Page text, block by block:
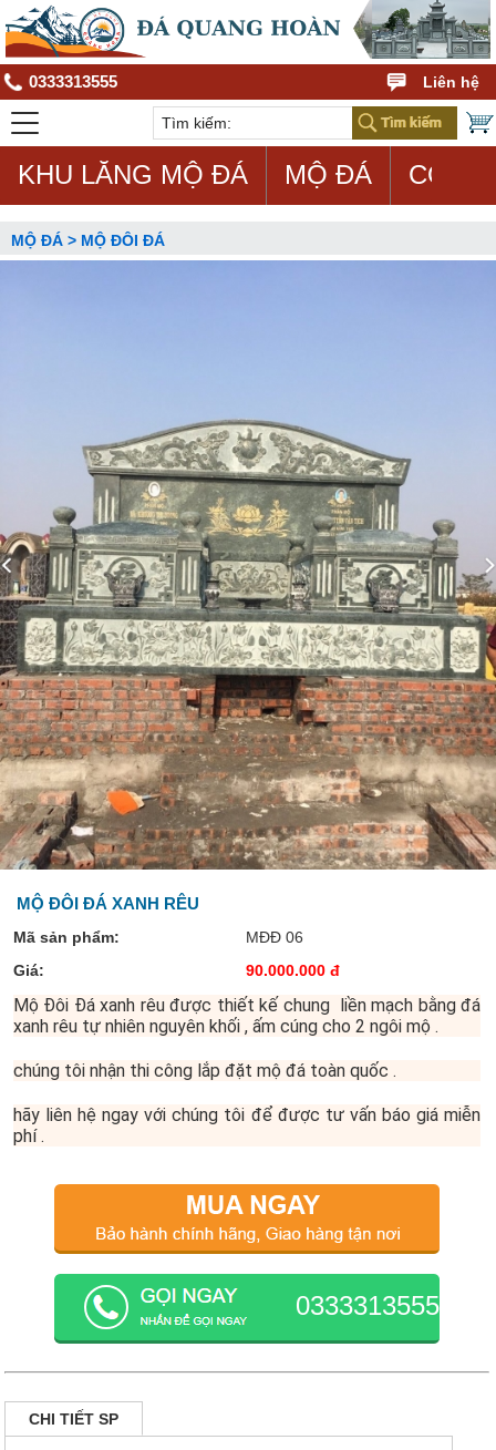
0333313555 Liên hệ
KHU LĂNG MỘ ĐÁ MỘ ĐÁ CON
MỘ ĐÁ > MỘ ĐÔI ĐÁ
MỘ ĐÔI ĐÁ XANH RÊU
Mã sản phẩm:
MĐĐ 06
Giá:
90.000.000 đ
Mộ Đôi Đá xanh rêu được thiết kế chung liền mạch bằng đá
xanh rêu tự nhiên nguyên khối , ấm cúng cho 2 ngôi mộ .
chúng tôi nhận thi công lắp đặt mộ đá toàn quốc .
hãy liên hệ ngay với chúng tôi để được tư vấn báo giá miễn
phí .
0333313555
CHI TIẾT SP